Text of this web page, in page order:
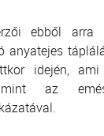
ebből arra
anyatejes
idején,
az